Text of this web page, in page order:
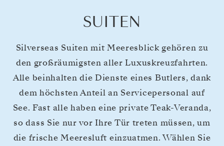
SUITEN
Silverseas Suiten mit Meeresblick gehören zu
den großräumigsten aller Luxuskreuzfahrten.
Alle beinhalten die Dienste eines Butlers, dank
dem höchsten Anteil an Servicepersonal auf
See. Fast alle haben eine private Teak-Veranda,
so dass Sie nur vor Ihre Tür treten müssen, um
die frische Meeresluft einzuatmen. Wählen Sie